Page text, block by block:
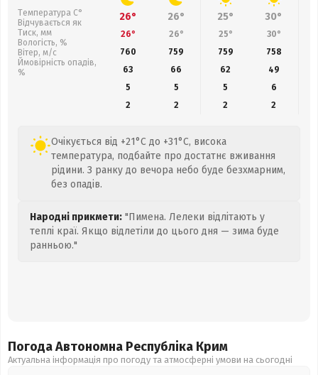
Температура С°
Відчувається як
Тиск, мм
Вологість, %
Вітер, м/с
Ймовірність опадів,
%
26° 26° 25° 30°
26° 26° 25° 30°
760
759 759 758
63
66 62 49
5
5 5
6
2
2 2 2
Очікується від +21°C до +31°C, висока
температура, подбайте про достатнє вживання
рідини. З ранку до вечора небо буде безхмарним,
без опадів.
Народні прикмети: "Пимена. Лелеки відлітають у
теплі краї. Якщо відлетіли до цього дня — зима буде
ранньою."
Погода Автономна Республіка Крим
Актуальна інформація про погоду та атмосферні умови на сьогодні